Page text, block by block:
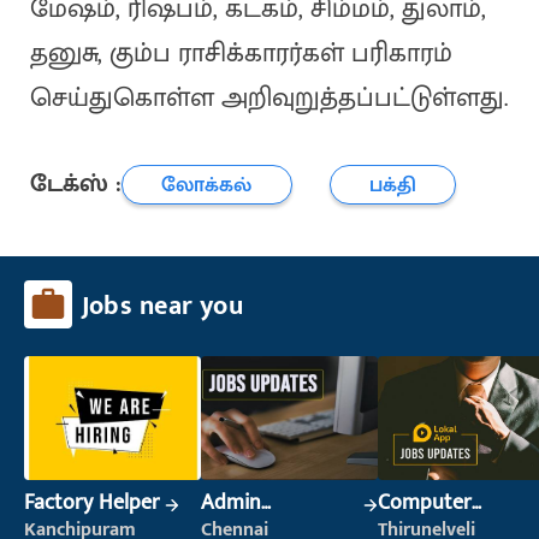
மேஷம், ரிஷபம், கடகம், சிம்மம், துலாம்,
தனுசு, கும்ப ராசிக்காரர்கள் பரிகாரம்
செய்துகொள்ள அறிவுறுத்தப்பட்டுள்ளது.
டேக்ஸ் : லோக்கல் பக்தி
Jobs near you
Factory Helper
Kanchipuram
Admin
Supervisor
Chennai
Computer
Operator
Thirunelveli